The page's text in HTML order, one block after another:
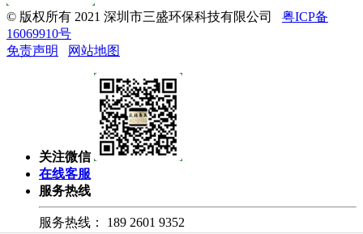
© 版权所有 2021 深圳市三盛环保科技有限公司 粤ICP备
16069910号
免责声明
网站地图
关注微信
在线客服
服务热线
服务热线：
189 2601 9352